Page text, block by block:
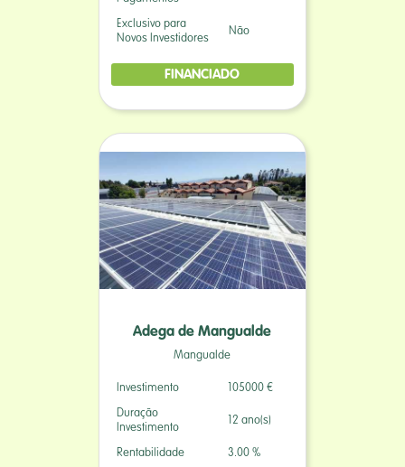
Exclusivo para
Novos Investidores
Não
FINANCIADO
Adega de Mangualde
Mangualde
Investimento 105000 €
Duração
Investimento
12 ano(s)
Rentabilidade 3.00 %